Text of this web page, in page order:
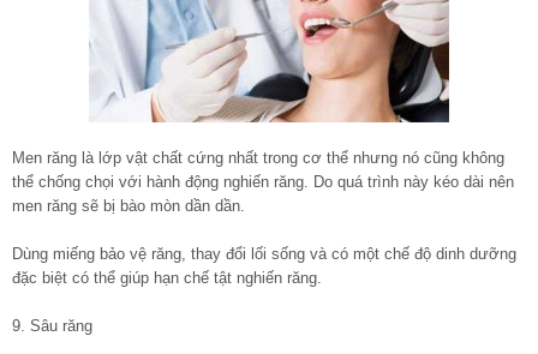
Men răng là lớp vật chất cứng nhất trong cơ thể nhưng nó cũng không
thể chống chọi với hành động nghiến răng. Do quá trình này kéo dài nên
men răng sẽ bị bào mòn dần dần.
Dùng miếng bảo vệ răng, thay đổi lối sống và có một chế độ dinh dưỡng
đặc biệt có thể giúp hạn chế tật nghiến răng.
9. Sâu răng